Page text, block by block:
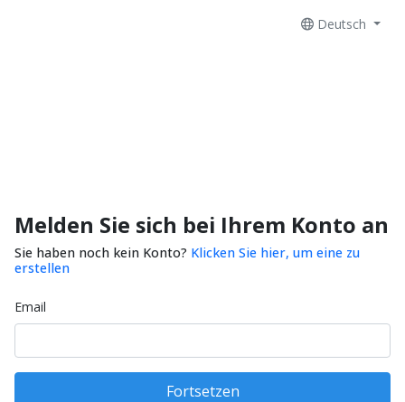
Deutsch
Melden Sie sich bei Ihrem Konto an
Sie haben noch kein Konto? Klicken Sie hier, um eine zu
erstellen
Email
Fortsetzen